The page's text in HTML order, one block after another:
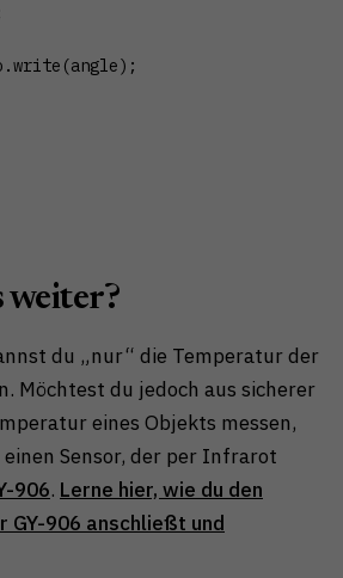
weiter?
du „nur“ die Temperatur der
Möchtest du jedoch aus sicherer
eines Objekts messen,
Sensor, der per Infrarot
906. Lerne hier, wie du den
GY-906 anschließt und